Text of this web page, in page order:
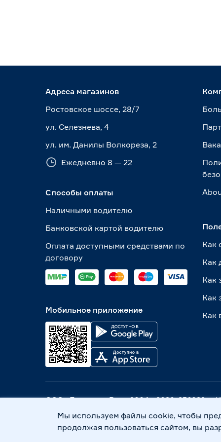
Вид элемента
Брючница выдвижная
Корзина
Кронштейн
Ширина элемента (мм)
312 412
Светлое дерево
Адреса магазинов
Ростовское шоссе, 28/7
ул. Селезнева, 4
ул. им. Данилы Волкореза, 2
Ежедневно 8 — 22
Способы оплаты
Наличными водителю
Банковской картой водителю
Оплата доступными средствами по
договору
Мобильное приложение
Как
Как
Как
Как
Как
ООО «Бауцентр Рус» 2004 -2026, 236029,
Политика обработки персональных данных
Мы используем файлы cookie, чтобы
продолжая пользоваться сайтом, вы